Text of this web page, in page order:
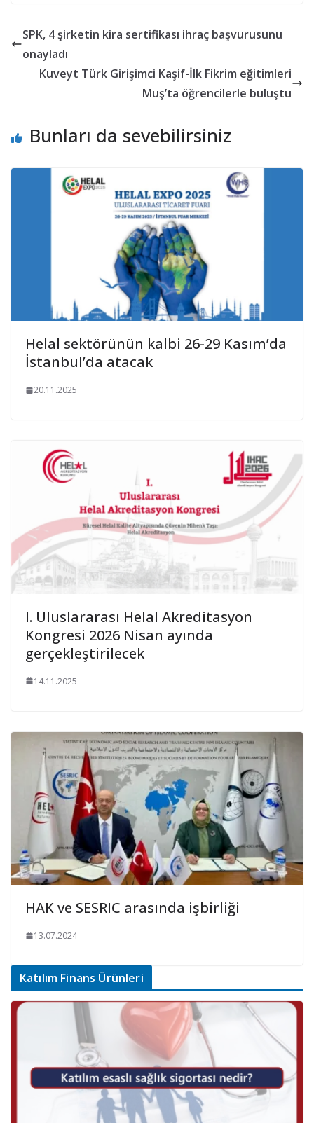
SPK, 4 şirketin kira sertifikası ihraç başvurusunu
onayladı
Kuveyt Türk Girişimci Kaşif-İlk Fikrim eğitimleri
Muş’ta öğrencilerle buluştu
Bunları da sevebilirsiniz
Helal sektörünün kalbi 26-29 Kasım’da
İstanbul’da atacak
20.11.2025
I. Uluslararası Helal Akreditasyon
Kongresi 2026 Nisan ayında
gerçekleştirilecek
14.11.2025
HAK ve SESRIC arasında işbirliği
13.07.2024
Katılım Finans Ürünleri